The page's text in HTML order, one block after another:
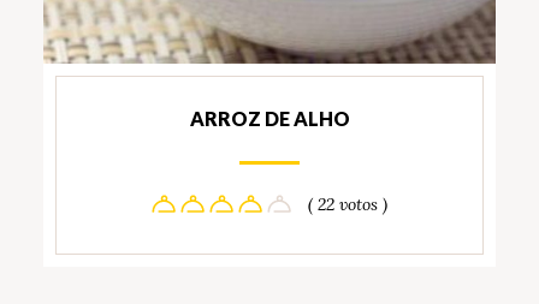
ARROZ DE ALHO
( 22 votos )